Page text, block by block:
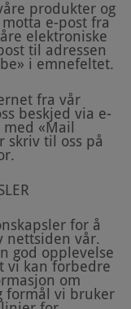
produkter og
e-post fra
elektroniske
til adressen
i emnefeltet.
fra vår
beskjed via e-
«Mail
skriv til oss på
for å
nettsiden vår.
god opplevelse
vi kan forbedre
om
formål vi bruker